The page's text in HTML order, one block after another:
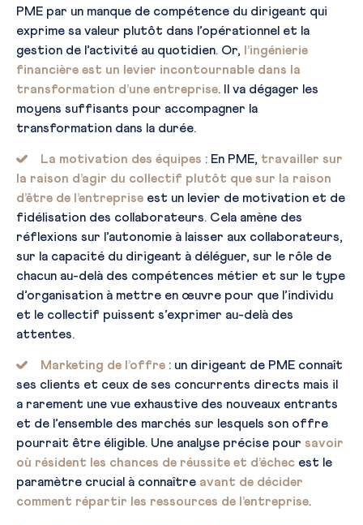
PME par un manque de compétence du dirigeant qui
exprime sa valeur plutôt dans l’opérationnel et la
gestion de l’activité au quotidien. Or,
l’ingénierie
financière est un levier incontournable dans la
transformation d’une entreprise. Il va dégager les
moyens suffisants pour accompagner la
transformation dans la durée.
La motivation des équipes : En PME, travailler sur
la raison d’agir du collectif plutôt que sur la raison
d’être de l’entreprise est un levier de motivation et de
fidélisation des collaborateurs. Cela amène des
réflexions sur l’autonomie à laisser aux collaborateurs,
sur la capacité du dirigeant à déléguer, sur le rôle de
chacun au-delà des compétences métier et sur le type
d’organisation à mettre en œuvre pour que l’individu
et le collectif puissent s’exprimer au-delà des
attentes.
Marketing de l’offre : un dirigeant de PME connaît
ses clients et ceux de ses concurrents directs mais il
a rarement une vue exhaustive des nouveaux entrants
et de l’ensemble des marchés sur lesquels son offre
pourrait être éligible. Une analyse précise pour savoir
où résident les chances de réussite et d’échec est le
paramètre crucial à connaître avant de décider
comment répartir les ressources de l’entreprise.